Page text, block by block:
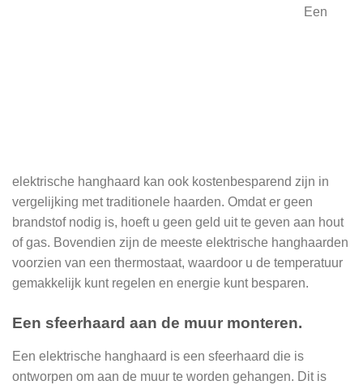
Een
elektrische hanghaard kan ook kostenbesparend zijn in
vergelijking met traditionele haarden. Omdat er geen
brandstof nodig is, hoeft u geen geld uit te geven aan hout
of gas. Bovendien zijn de meeste elektrische hanghaarden
voorzien van een thermostaat, waardoor u de temperatuur
gemakkelijk kunt regelen en energie kunt besparen.
Een sfeerhaard aan de muur monteren.
Een elektrische hanghaard is een sfeerhaard die is
ontworpen om aan de muur te worden gehangen. Dit is